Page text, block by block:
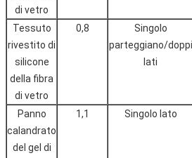
di vetro
Tessuto
rivestito di
silicone
della fibra
di vetro
0,8
Singolo
parteggiano/doppi
lati
Panno
calandrato
del gel di
1,1 Singolo lato